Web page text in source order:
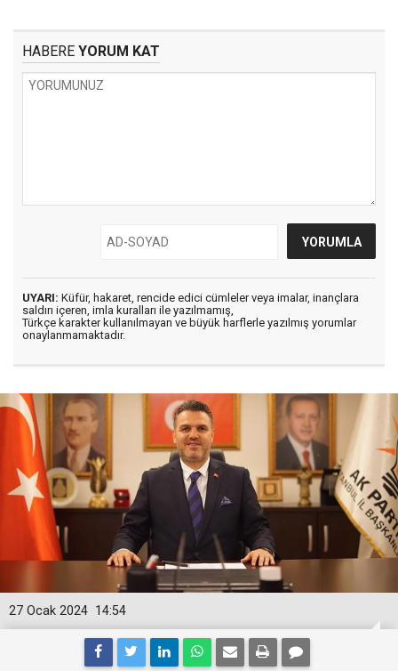
HABERE YORUM KAT
UYARI: Küfür, hakaret, rencide edici cümleler veya imalar, inançlara
saldırı içeren, imla kuralları ile yazılmamış,
Türkçe karakter kullanılmayan ve büyük harflerle yazılmış yorumlar
onaylanmamaktadır.
14:54
27 Ocak 2024